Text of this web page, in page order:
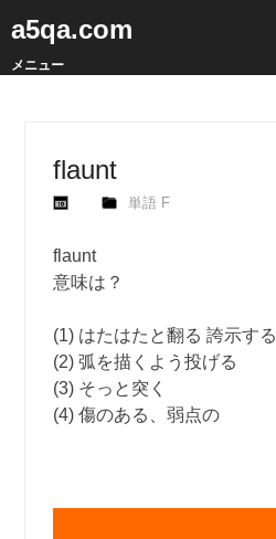
a5qa.com
メニュー
flaunt
単語 F
flaunt
意味は？
(1) はたはたと翻る 誇示する
(2) 弧を描くよう投げる
(3) そっと突く
(4) 傷のある、弱点の